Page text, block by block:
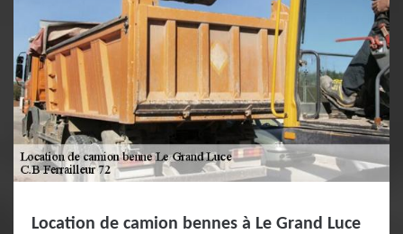
Location de camion bennes à Le Grand Luce